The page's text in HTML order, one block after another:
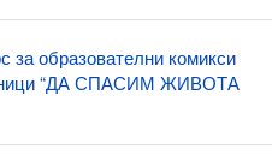
за образователни комикси
“ДА СПАСИМ ЖИВОТА